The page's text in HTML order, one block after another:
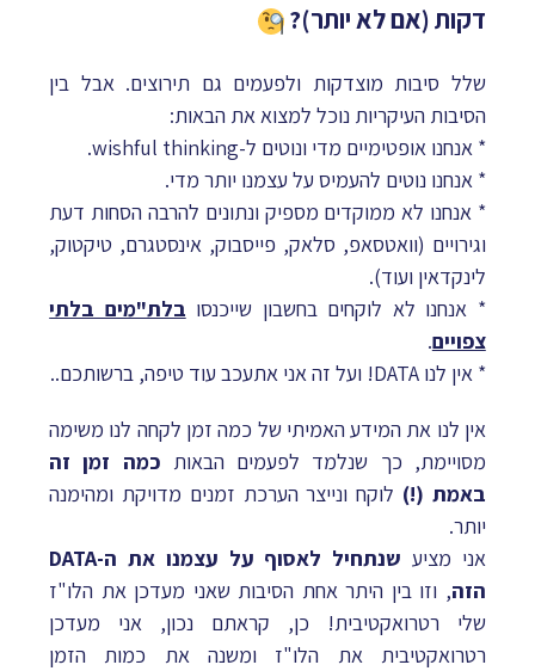
דקות (אם לא יותר)?
שלל סיבות מוצדקות ולפעמים גם תירוצים. אבל בין
הסיבות העיקריות נוכל למצוא את הבאות:
* אנחנו אופטימיים מדי ונוטים ל-wishful thinking.
* אנחנו נוטים להעמיס על עצמנו יותר מדי.
* אנחנו לא ממוקדים מספיק ונתונים להרבה הסחות דעת
וגירויים (וואטסאפ, סלאק, פייסבוק, אינסטגרם, טיקטוק,
לינקדאין ועוד).
* אנחנו לא לוקחים בחשבון שייכנסו בלת"מים בלתי
צפויים.
* אין לנו DATA! ועל זה אני אתעכב עוד טיפה, ברשותכם..
אין לנו את המידע האמיתי של כמה זמן לקחה לנו משימה
מסויימת, כך שנלמד לפעמים הבאות כמה זמן זה
באמת (!) לוקח ונייצר הערכת זמנים מדויקת ומהימנה
יותר.
אני מציע
שנתחיל לאסוף על עצמנו את ה-DATA
הזה, וזו בין היתר אחת הסיבות שאני מעדכן את הלו"ז
שלי רטרואקטיבית! כן, קראתם נכון, אני מעדכן
רטרואקטיבית את הלו"ז ומשנה את כמות הזמן